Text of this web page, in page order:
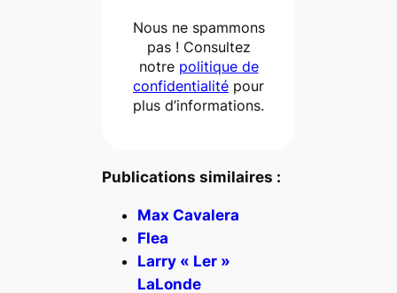
Nous ne spammons
pas ! Consultez
notre politique de
confidentialité pour
plus d’informations.
Publications similaires :
Max Cavalera
Flea
Larry « Ler »
LaLonde